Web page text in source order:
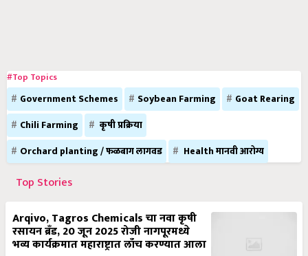
#Top Topics
Government Schemes Soybean Farming
Goat Rearing
Chili Farming
कृषी प्रक्रिया
Orchard planting / फळबाग लागवड
Health मानवी आरोग्य
Top Stories
Arqivo, Tagros Chemicals चा नवा कृषी
रसायन ब्रँड, 20 जून 2025 रोजी नागपूरमध्ये
भव्य कार्यक्रमात महाराष्ट्रात लाँच करण्यात आला